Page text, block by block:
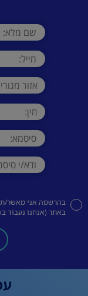
בהרשמה אני מאשר/ת
באתר (אנחנו נעבוד